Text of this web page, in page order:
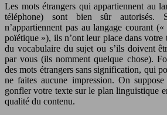
Les mots étrangers qui appartiennent au
téléphone) sont bien sûr autorisés.
n’appartiennent pas au langage courant
poïétique »), ils n’ont leur place dans votre
du vocabulaire du sujet ou s’ils doivent
par vous (ils nomment quelque chose).
des mots étrangers sans signification, qui
ne faites aucune impression. On
gonfler votre texte sur le plan linguistique
qualité du contenu.